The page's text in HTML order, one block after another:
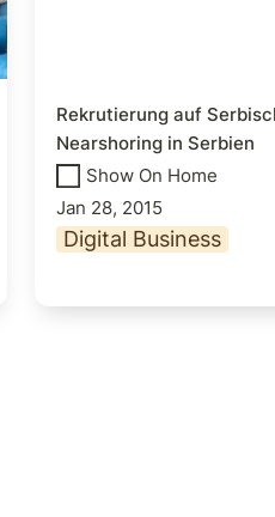
Rekrutierung auf
Nearshoring in Serbien
Show On Home
Jan 28, 2015
Digital Business